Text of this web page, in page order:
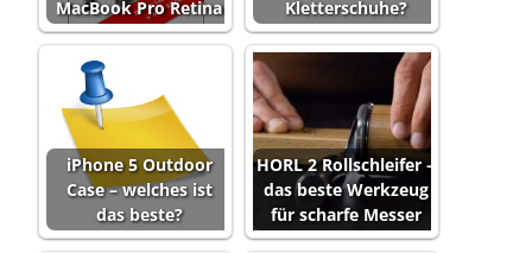
MacBook Pro Retina
Kletterschuhe?
iPhone 5 Outdoor
Case – welches ist
das beste?
HORL 2 Rollschleifer –
das beste Werkzeug
für scharfe Messer